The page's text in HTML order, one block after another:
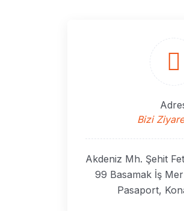
Bizi
Akdeniz Mh. Şehit
99 Basamak İş
Pasaport,